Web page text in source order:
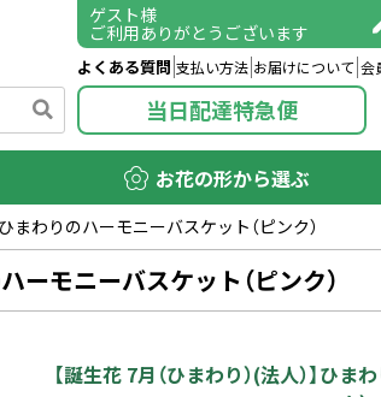
ゲスト様
ご利用ありがとうございます
よくある質問 支払い方法 お届けについて 会
当日配達特急便
お花の形から選ぶ
ひまわりのハーモニーバスケット（ピンク）
ーモニーバスケット（ピンク）
【誕生花 7月（ひまわり）(法人）】ひ